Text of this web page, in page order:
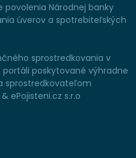
Národnej banky
úverov a spotrebiteľských
sprostredkovania v
poskytované výhradne
sprostredkovateľom
ePojisteni.cz s.r.o